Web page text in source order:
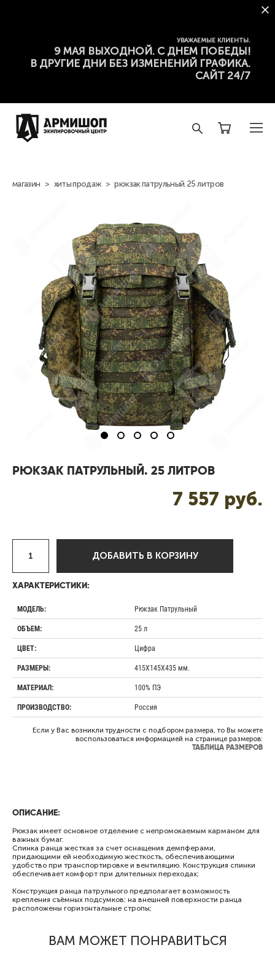
УВАЖАЕМЫЕ КЛИЕНТЫ.
9 МАЯ ВЫХОДНОЙ. С ДНЕМ ПОБЕДЫ!
В ДРУГИЕ ДНИ БЕЗ ИЗМЕНЕНИЙ ГРАФИКА.
САЙТ 24/7
магазин > хиты продаж > рюкзак патрульный. 25 литров
РЮКЗАК ПАТРУЛЬНЫЙ. 25 ЛИТРОВ
7 557 pуб.
ДОБАВИТЬ В КОРЗИНУ
ХАРАКТЕРИСТИКИ:
МОДЕЛЬ: Рюкзак Патрульный
ОБЪЕМ: 25 л
ЦВЕТ: Цифра
РАЗМЕРЫ: 415Х145Х435 мм.
МАТЕРИАЛ: 100% ПЭ
ПРОИЗВОДСТВО: Россия
Если у Вас возникли трудности с подбором размера, то Вы можете
воспользоваться информацией на странице размеров:
ТАБЛИЦА РАЗМЕРОВ
ОПИСАНИЕ:
Рюкзак имеет основное отделение с непромокаемым карманом для
важных бумаг.
Спинка ранца жесткая за счет оснащения демпферами,
придающими ей необходимую жесткость, обеспечивающими
удобство при транспортировке и вентиляцию. Конструкция спинки
обеспечивает комфорт при длительных переходах;
Конструкция ранца патрульного предполагает возможность
крепления съёмных подсумков: на внешней поверхности ранца
расположены горизонтальные стропы;
ВАМ МОЖЕТ ПОНРАВИТЬСЯ